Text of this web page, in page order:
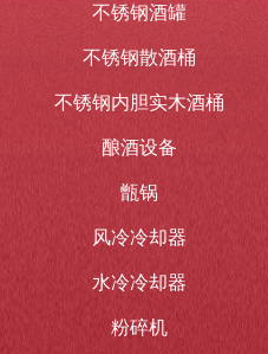
不锈钢酒罐
不锈钢散酒桶
不锈钢内胆实木酒桶
酿酒设备
甑锅
风冷冷却器
水冷冷却器
粉碎机